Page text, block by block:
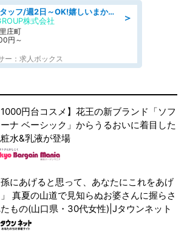
＞
ホールスタッフ/週2日～OK!嬉しいまかない付き/岡山県/浅口郡里庄町
株式会社
庄町
円～
ー：求人ボックス
1000円台コスメ】花王の新ブランド「ソフ
ーナ ベーシック」からうるおいに着目した
水&乳液が登場
孫にあげると思って、あなたにこれをあげ
真夏の山道で見知らぬお婆さんに握らさ
もの(山口県・30代女性)|Jタウンネット